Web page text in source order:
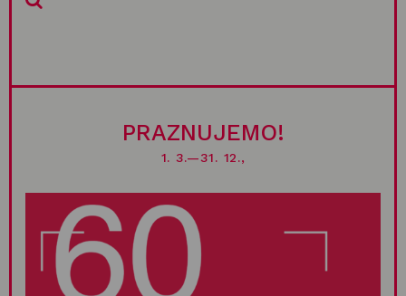
PRAZNUJEMO!
1. 3.—31. 12.,